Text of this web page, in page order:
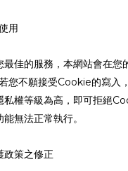
用
佳的服務，本網站會在您
您不願接受Cookie的寫入
私權等級為高，即可拒絕
能無法正常執行。
政策之修正